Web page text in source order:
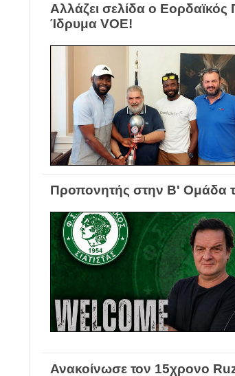
Αλλάζει σελίδα ο
Ίδρυμα VOE!
Προπονητής στην Β' Ομάδα
Ανακοίνωσε τον 15χρονο